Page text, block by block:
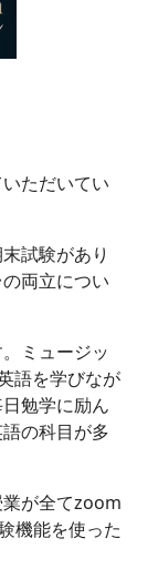
ただいてい
試験があり
両立につい
ミュージッ
語を学びなが
勉学に励ん
の科目が多
が全てzoom
機能を使った